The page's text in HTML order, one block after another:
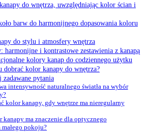
do wnętrza, uwzględniając kolor ścian i
barw do harmonijnego dopasowania koloru
do stylu i atmosfery wnętrza
harmonijne i kontrastowe zestawienia z kanapą
kolory kanap do codziennego użytku
dobrać kolor kanapy do wnętrza?
zadawane pytania
intensywność naturalnego światła na wybór
kolor kanapy, gdy wnętrze ma nieregularny
kanapy ma znaczenie dla optycznego
pokoju?